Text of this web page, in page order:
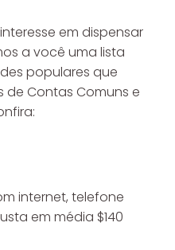
em dispensar
a você uma lista
populares que
de Contas Comuns e
internet, telefone
em média $140